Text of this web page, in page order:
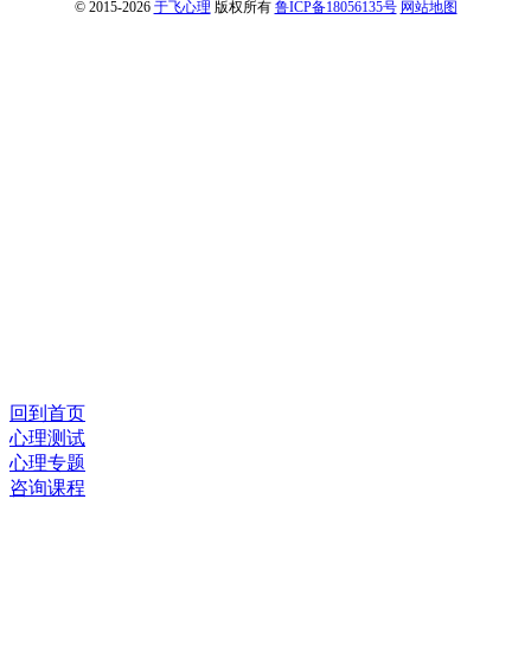
© 2015-2026 于飞心理 版权所有 鲁ICP备18056135号 网站地图
回到首页
心理测试
心理专题
咨询课程